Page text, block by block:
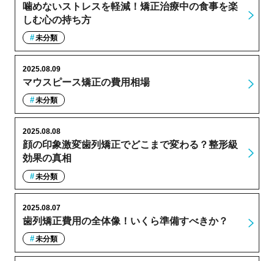
噛めないストレスを軽減！矯正治療中の食事を楽
しむ心の持ち方
未分類
マウスピース矯正の費用相場
2025.08.09
未分類
顔の印象激変歯列矯正でどこまで変わる？整形級
効果の真相
2025.08.08
未分類
歯列矯正費用の全体像！いくら準備すべきか？
2025.08.07
未分類